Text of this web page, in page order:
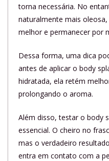
torna necessária. No
naturalmente mais
melhor e permanecer por
Dessa forma, uma dica
antes de aplicar o body
hidratada, ela retém
prolongando o aroma.
Além disso, testar o body
essencial. O cheiro no
mas o verdadeiro
entra em contato com a